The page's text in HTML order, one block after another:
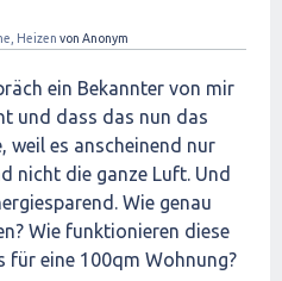
Heizen von Anonym
ein Bekannter von mir
und dass das nun das
weil es anscheinend nur
nicht die ganze Luft. Und
Wie genau
Wie funktionieren diese
für eine 100qm Wohnung?